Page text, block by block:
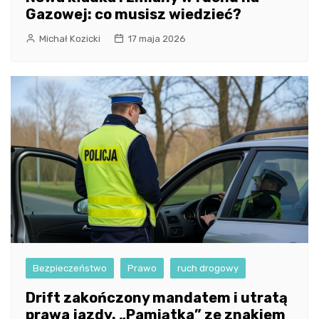
Gazowej: co musisz wiedzieć?
Michał Kozicki 17 maja 2026
Bezpieczeństwo Prawo ruch drogowy
Drift zakończony mandatem i utratą
prawa jazdy. „Pamiątka” ze znakiem